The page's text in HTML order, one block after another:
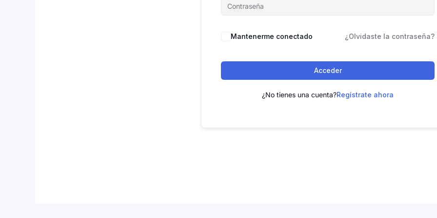
Mantenerme conectado ¿Olvidaste la contraseña?
Acceder
¿No tienes una cuenta?Regístrate ahora